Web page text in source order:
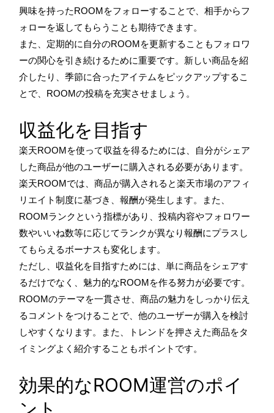
興味を持ったROOMをフォローすることで、相手からフ
ォローを返してもらうことも期待できます。
また、定期的に自分のROOMを更新することもフォロワ
ーの関心を引き続けるために重要です。新しい商品を紹
介したり、季節に合ったアイテムをピックアップするこ
とで、ROOMの投稿を充実させましょう。
収益化を目指す
楽天ROOMを使って収益を得るためには、自分がシェア
した商品が他のユーザーに購入される必要があります。
楽天ROOMでは、商品が購入されると楽天市場のアフィ
リエイト制度に基づき、報酬が発生します。また、
ROOMランクという指標があり、投稿内容やフォロワー
数やいいね数等に応じてランクが異なり報酬にプラスし
てもらえるボーナスも変化します。
ただし、収益化を目指すためには、単に商品をシェアす
るだけでなく、魅力的なROOMを作る努力が必要です。
ROOMのテーマを一貫させ、商品の魅力をしっかり伝え
るコメントをつけることで、他のユーザーが購入を検討
しやすくなります。また、トレンドを押さえた商品をタ
イミングよく紹介することもポイントです。
効果的なROOM運営のポイ
ント